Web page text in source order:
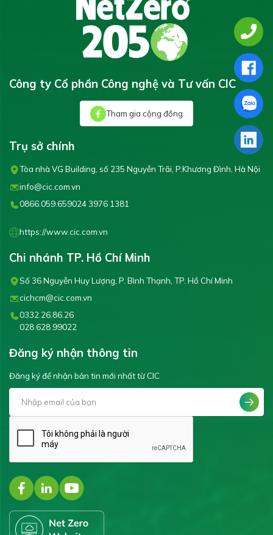
Công ty Cổ phần Công nghệ và Tư vấn CIC
Tham gia cộng đồng
Trụ sở chính
Tòa nhà VG Building, số 235 Nguyễn Trãi, P.Khương Đình, Hà Nội
info@cic.com.vn
0866.059.659024 3976 1381
https://www.cic.com.vn
Chi nhánh TP. Hồ Chí Minh
Số 36 Nguyễn Huy Lượng, P. Bình Thạnh, TP. Hồ Chí Minh
cichcm@cic.com.vn
0332.26.86.26
028 628 99022
Đăng ký nhận thông tin
Đăng ký để nhận bản tin mới nhất từ CIC